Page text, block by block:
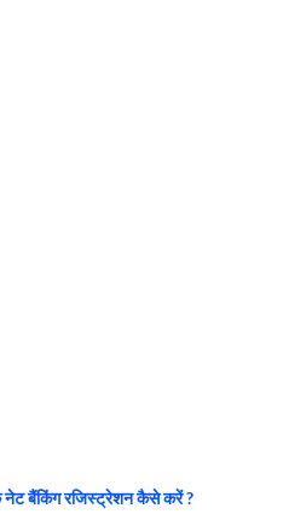
बैंकिंग रजिस्ट्रेशन कैसे करें ?